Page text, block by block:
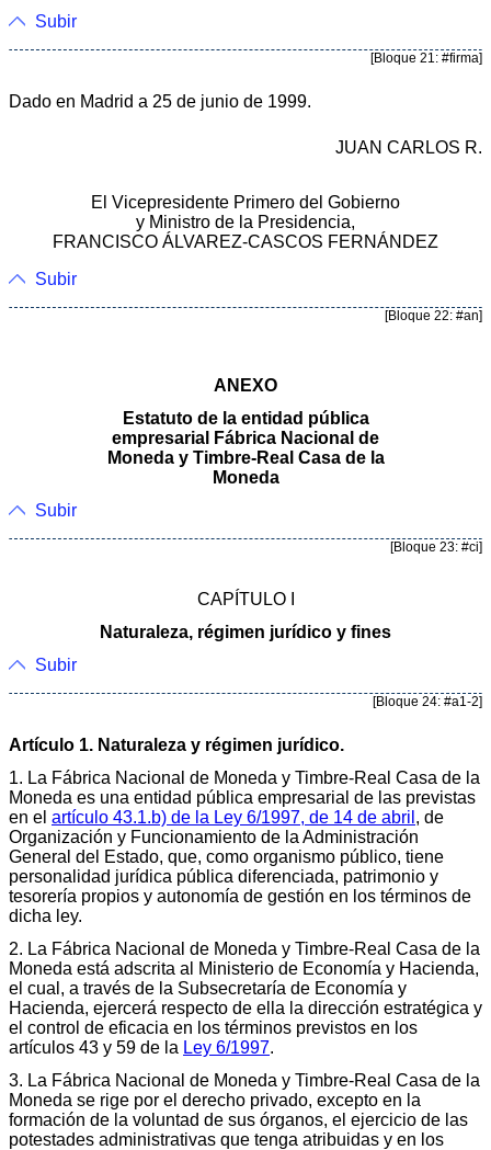
Subir
[Bloque 21: #firma]
Dado en Madrid a 25 de junio de 1999.
JUAN CARLOS R.
El Vicepresidente Primero del Gobierno
y Ministro de la Presidencia,
FRANCISCO ÁLVAREZ-CASCOS FERNÁNDEZ
Subir
[Bloque 22: #an]
ANEXO
Estatuto de la entidad pública
empresarial Fábrica Nacional de
Moneda y Timbre-Real Casa de la
Moneda
Subir
[Bloque 23: #ci]
CAPÍTULO I
Naturaleza, régimen jurídico y fines
Subir
[Bloque 24: #a1-2]
Artículo 1. Naturaleza y régimen jurídico.
1. La Fábrica Nacional de Moneda y Timbre-Real Casa de la
Moneda es una entidad pública empresarial de las previstas
en el artículo 43.1.b) de la Ley 6/1997, de 14 de abril , de
Organización y Funcionamiento de la Administración
General del Estado, que, como organismo público, tiene
personalidad jurídica pública diferenciada, patrimonio y
tesorería propios y autonomía de gestión en los términos de
dicha ley.
2. La Fábrica Nacional de Moneda y Timbre-Real Casa de la
Moneda está adscrita al Ministerio de Economía y Hacienda,
el cual, a través de la Subsecretaría de Economía y
Hacienda, ejercerá respecto de ella la dirección estratégica y
el control de eficacia en los términos previstos en los
artículos 43 y 59 de la Ley 6/1997.
3. La Fábrica Nacional de Moneda y Timbre-Real Casa de la
Moneda se rige por el derecho privado, excepto en la
formación de la voluntad de sus órganos, el ejercicio de las
potestades administrativas que tenga atribuidas y en los